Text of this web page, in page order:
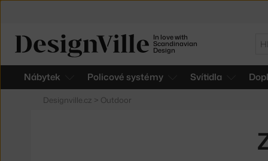
In love with
Scandinavian
Design
Nábytek Policové systémy Svítidla
Designville.cz > Outdoor